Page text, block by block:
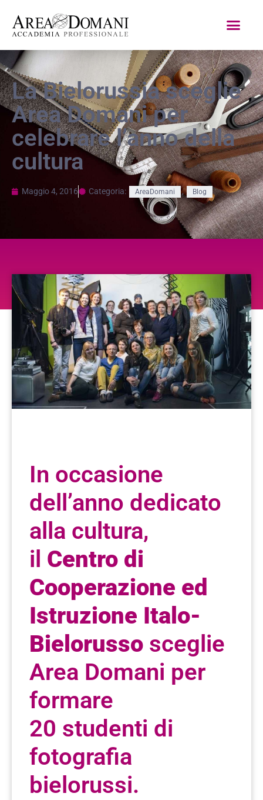
La Bielorussia sceglie
Area Domani per
celebrare l’anno della
cultura
Maggio 4, 2016 Categoria: AreaDomani , Blog
In occasione
dell’anno dedicato
alla cultura,
il Centro di
Cooperazione ed
Istruzione Italo-
Bielorusso sceglie
Area Domani per
formare
20 studenti di
fotografia
bielorussi.